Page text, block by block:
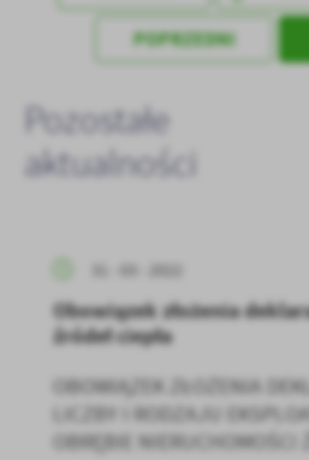
POPRZEDNI
Pozostałe
aktualności
31 - 03 - 2022
Obowiązek złożenia
źródeł ciepła
OBOWIĄZEK ZŁOŻENIA
LICZBY I RODZAJU
OBRĘBIE NIERUCHOMOŚCI